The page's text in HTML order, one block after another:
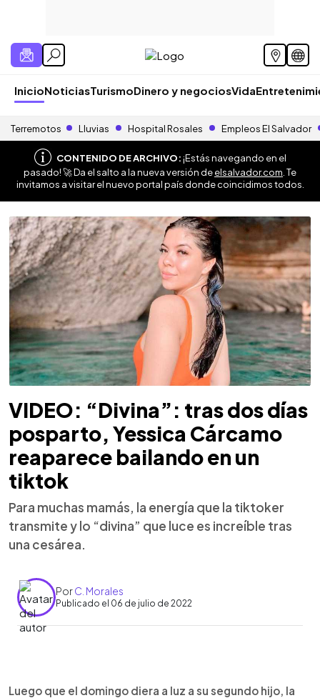
InicioNoticiasTurismoDinero y negociosVida
Terremotos Lluvias Hospital Rosales Empleos El Salvador
CONTENIDO DE ARCHIVO:¡Estás navegando en el
pasado! 🚀 Da el salto a la nueva versión deelsalvador.com . Te
invitamos a visitar el nuevo portal país donde coincidimos todos.
VIDEO: “Divina”: tras dos días
posparto, Yessica Cárcamo
reaparece bailando en un
tiktok
Para muchas mamás, la energía que la tiktoker
transmite y lo “divina” que luce es increíble tras
una cesárea.
PorC. Morales
Publicado el 06 de julio de 2022
Escuchar artículo
Luego que el domingo diera a luz a su segundo hijo, la